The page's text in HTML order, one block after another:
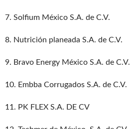
7. Solfium México S.A. de C.V.
8. Nutrición planeada S.A. de C.V.
9. Bravo Energy México S.A. de C.V.
10. Embba Corrugados S.A. de C.V.
11. PK FLEX S.A. DE CV